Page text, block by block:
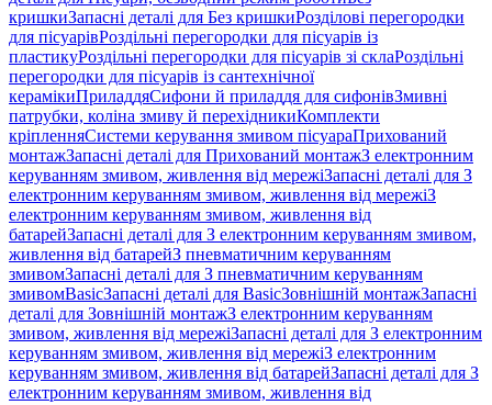
кришкиЗапасні деталі для Без кришкиРозділові перегородки
для пісуарівРоздільні перегородки для пісуарів із
пластикуРоздільні перегородки для пісуарів зі склаРоздільні
перегородки для пісуарів із сантехнічної
керамікиПриладдяСифони й приладдя для сифонівЗмивні
патрубки, коліна змиву й перехідникиКомплекти
кріпленняСистеми керування змивом пісуараПрихований
монтажЗапасні деталі для Прихований монтажЗ електронним
керуванням змивом, живлення від мережіЗапасні деталі для З
електронним керуванням змивом, живлення від мережіЗ
електронним керуванням змивом, живлення від
батарейЗапасні деталі для З електронним керуванням змивом,
живлення від батарейЗ пневматичним керуванням
змивомЗапасні деталі для З пневматичним керуванням
змивомBasicЗапасні деталі для BasicЗовнішній монтажЗапасні
деталі для Зовнішній монтажЗ електронним керуванням
змивом, живлення від мережіЗапасні деталі для З електронним
керуванням змивом, живлення від мережіЗ електронним
керуванням змивом, живлення від батарейЗапасні деталі для З
електронним керуванням змивом, живлення від